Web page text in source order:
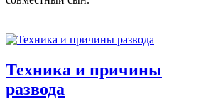
Техника и причины
развода